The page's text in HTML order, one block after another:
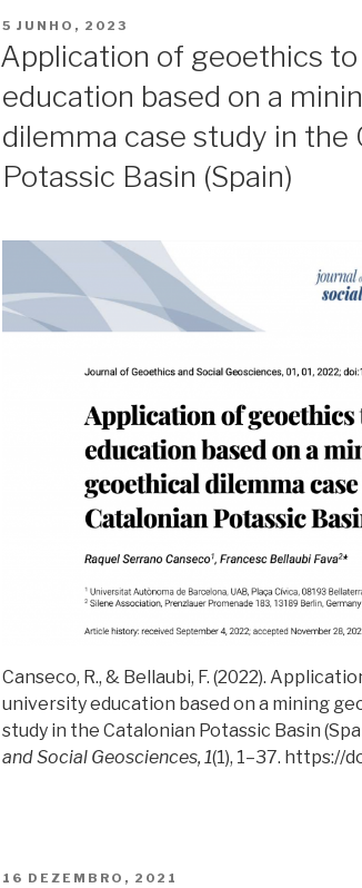
PUBLICADO
5 JUNHO, 2023
Application of geoethics
education based on a
dilemma case study in the
Potassic Basin (Spain)
Canseco, R., & Bellaubi, F. (2022).
university education based on a mining
study in the Catalonian Potassic Basin
and Social Geosciences, 1(1), 1–37. https://
PUBLICADO
16 DEZEMBRO, 2021